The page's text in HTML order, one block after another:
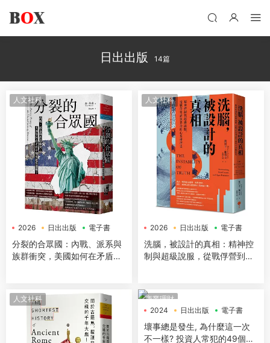
日出出版 14篇
人文社科
2026 日出出版 電子書
分裂的合眾國：內戰、派系與
族群衝突，美國如何在矛盾中
人文社科
2026 日出出版 電子書
洗腦，被設計的真相：精神控
制與超級說服，從戰俘營到演
人文社科
商業理財
2024
日出出版 電子書
壞事總是發生, 為什麼這一次
不一樣? 投資人常犯的49個緻